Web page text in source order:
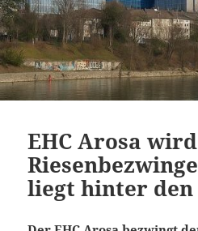
EHC Arosa
liegt hinter